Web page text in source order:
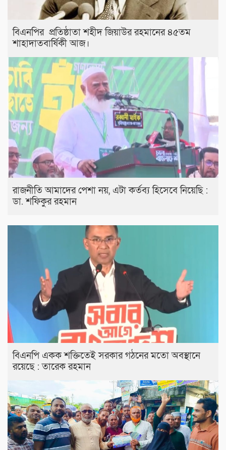
বিএনপির প্রতিষ্ঠাতা শহীদ জিয়াউর রহমানের ৪৫তম
শাহাদাতবার্ষিকী আজ।
রাজনীতি আমাদের পেশা নয়, এটা কর্তব্য হিসেবে নিয়েছি :
ডা. শফিকুর রহমান
বিএনপি একক শক্তিতেই সরকার গঠনের মতো অবস্থানে
রয়েছে : তারেক রহমান